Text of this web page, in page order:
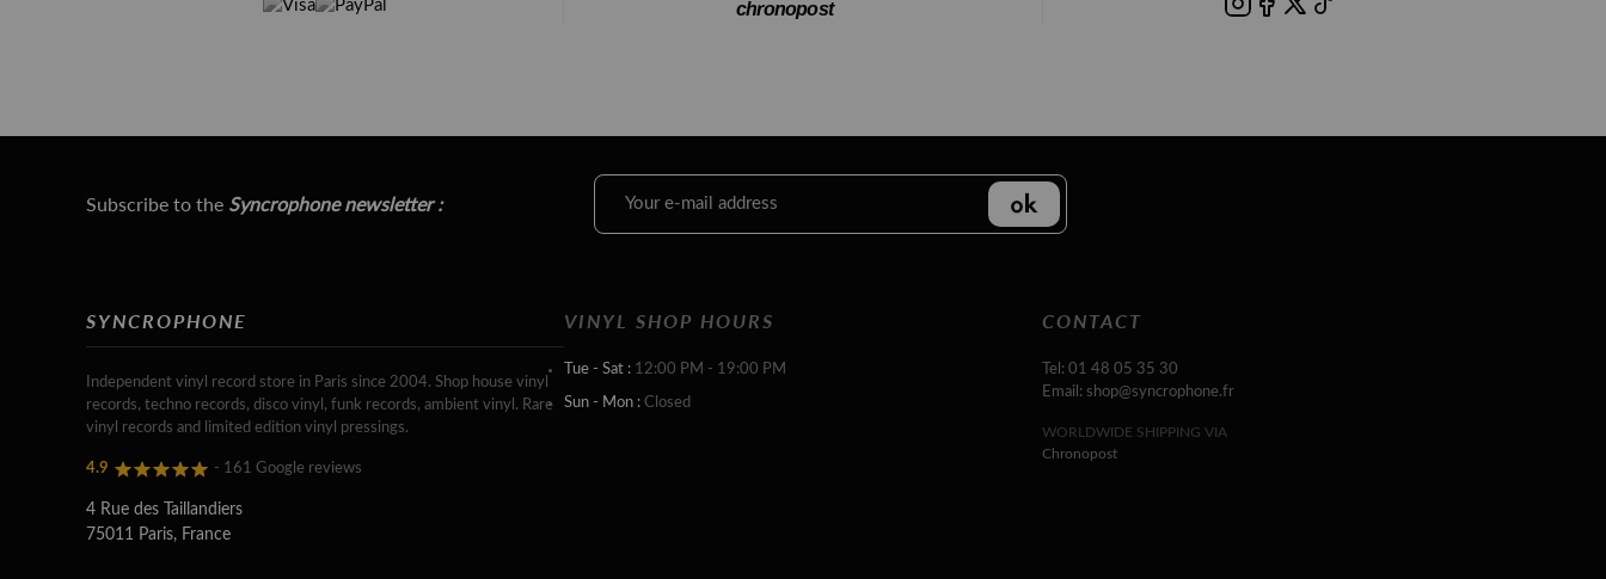
chronopost
Subscribe to the Syncrophone newsletter :
SYNCROPHONE
Independent vinyl record store in Paris since 2004. Shop house vinyl
records, techno records, disco vinyl, funk records, ambient vinyl. Rare
vinyl records and limited edition vinyl pressings.
4.9 - 161 Google reviews
4 Rue des Taillandiers
75011 Paris, France
VINYL SHOP HOURS
Tue - Sat : 12:00 PM - 19:00 PM
Sun - Mon : Closed
CONTACT
Tel: 01 48 05 35 30
Email: shop@syncrophone.fr
WORLDWIDE SHIPPING VIA
Chronopost